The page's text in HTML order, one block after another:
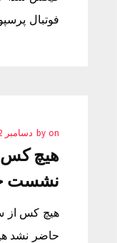
فوتبال
by on دسامبر 22, 2016
هیچ کس
نشست
هیچ کس از
حاضر نشد